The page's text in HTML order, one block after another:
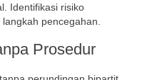
Identifikasi risiko
pencegahan.
Prosedur